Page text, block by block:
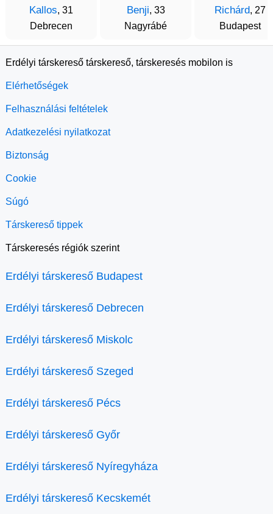
Kallos, 31
Debrecen
Benji, 33
Nagyrábé
Richárd, 27
Budapest
Erdélyi társkereső társkereső, társkeresés mobilon is
Elérhetőségek
Felhasználási feltételek
Adatkezelési nyilatkozat
Biztonság
Cookie
Súgó
Társkereső tippek
Társkeresés régiók szerint
Erdélyi társkereső Budapest
Erdélyi társkereső Debrecen
Erdélyi társkereső Miskolc
Erdélyi társkereső Szeged
Erdélyi társkereső Pécs
Erdélyi társkereső Győr
Erdélyi társkereső Nyíregyháza
Erdélyi társkereső Kecskemét